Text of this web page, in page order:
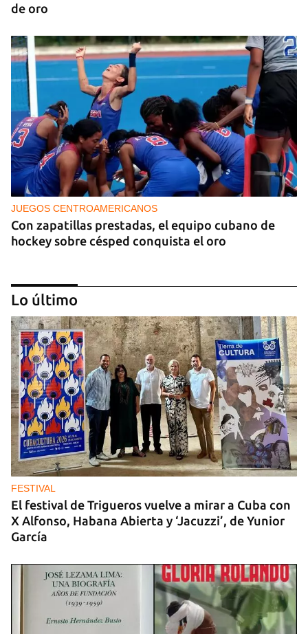
de oro
JUEGOS CENTROAMERICANOS
Con zapatillas prestadas, el equipo cubano de
hockey sobre césped conquista el oro
DEPORTES
La lucha afianza a Cuba en el tercer lugar del
medallero en los Centroamericanos
Lo último
FESTIVAL
El festival de Trigueros vuelve a mirar a Cuba con
X Alfonso, Habana Abierta y ‘Jacuzzi’, de Yunior
García